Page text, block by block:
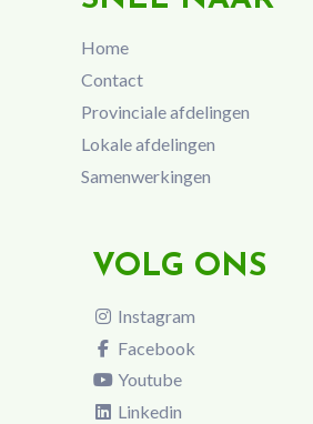
Home
Contact
Provinciale afdelingen
Lokale afdelingen
Samenwerkingen
VOLG ONS
Instagram
Facebook
Youtube
Linkedin